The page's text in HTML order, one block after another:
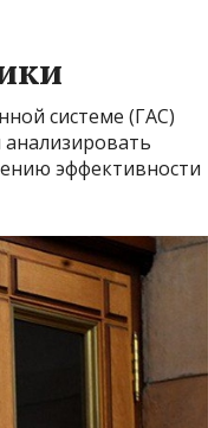
системе (ГАС)
эффективности